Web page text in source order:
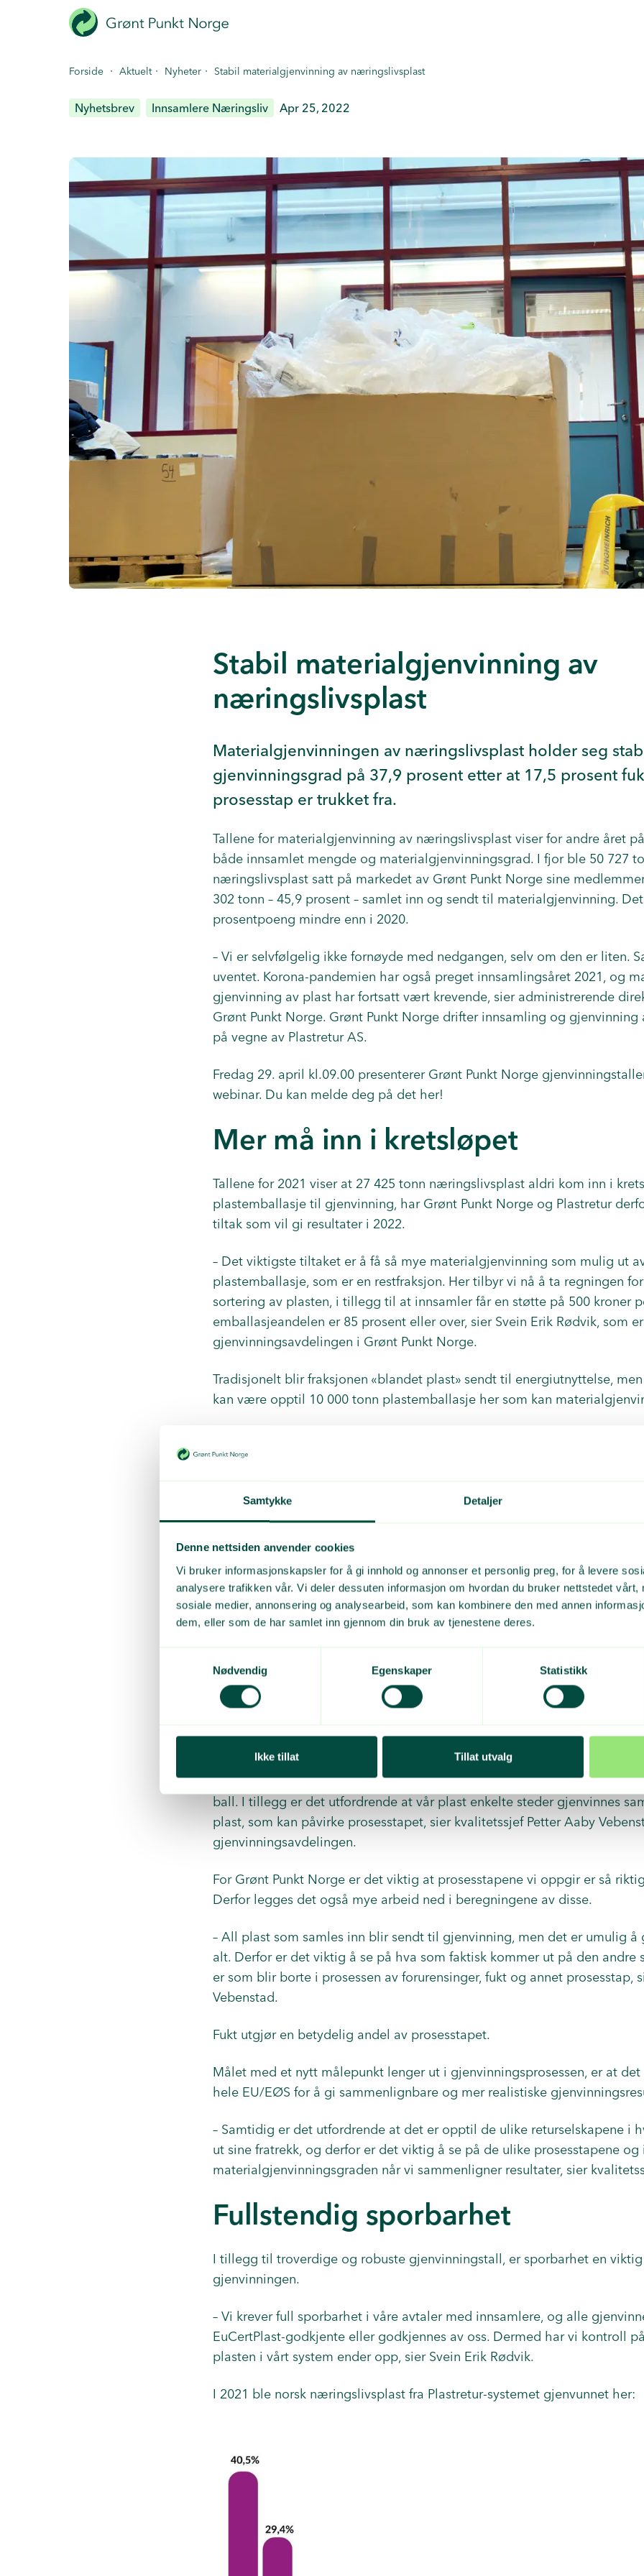
Samtykke Detaljer
Denne nettsiden anvender cookies
Vi bruker informasjonskapsler for å gi innhold og annonser et personlig preg, for å levere
analysere trafikken vår. Vi deler dessuten informasjon om hvordan du bruker nettstedet vårt,
sosiale medier, annonsering og analysearbeid, som kan kombinere den med annen
dem, eller som de har samlet inn gjennom din bruk av tjenestene deres.
Nødvendig
Egenskaper Statistikk
Ikke tillat Tillat utvalg
Forside · Aktuelt · Nyheter · Stabil materialgjenvinning av næringslivsplast
Nyhetsbrev Innsamlere Næringsliv Apr 25, 2022
Stabil materialgjenvinning av
næringslivsplast
Materialgjenvinningen av næringslivsplast holder seg
gjenvinningsgrad på 37,9 prosent etter at 17,5 prosent
prosesstap er trukket fra.
Tallene for materialgjenvinning av næringslivsplast viser for andre året
både innsamlet mengde og materialgjenvinningsgrad. I fjor ble 50 727
næringslivsplast satt på markedet av Grønt Punkt Norge sine
302 tonn – 45,9 prosent – samlet inn og sendt til materialgjenvinning.
prosentpoeng mindre enn i 2020.
– Vi er selvfølgelig ikke fornøyde med nedgangen, selv om den er liten.
uventet. Korona-pandemien har også preget innsamlingsåret 2021, og
gjenvinning av plast har fortsatt vært krevende, sier administrerende
Grønt Punkt Norge. Grønt Punkt Norge drifter innsamling og
på vegne av Plastretur AS.
Fredag 29. april kl.09.00 presenterer Grønt Punkt Norge
webinar. Du kan melde deg på det her!
Mer må inn i kretsløpet
Tallene for 2021 viser at 27 425 tonn næringslivsplast aldri kom inn i
plastemballasje til gjenvinning, har Grønt Punkt Norge og Plastretur
tiltak som vil gi resultater i 2022.
– Det viktigste tiltaket er å få så mye materialgjenvinning som mulig ut
plastemballasje, som er en restfraksjon. Her tilbyr vi nå å ta regningen
sortering av plasten, i tillegg til at innsamler får en støtte på 500 kroner
emballasjeandelen er 85 prosent eller over, sier Svein Erik Rødvik, som
gjenvinningsavdelingen i Grønt Punkt Norge.
Tradisjonelt blir fraksjonen «blandet plast» sendt til energiutnyttelse,
kan være opptil 10 000 tonn plastemballasje her som kan
fraksjonen går til gjenvinning gjennom oss, sier Rødvik.
Fukt og prosesstap
Fra 2020 har Miljødirektoratet krevd at returselskapene rapporterer
etter nytt målepunkt. Tidligere har målepunktet vært hvor mye plast
gjenvinning, men nå måles det etter at plasten har vært gjennom flere
gjenvinningsanlegget. Dermed blir prosesstap som fukt og andre
2021 rapporterte Grønt Punkt Norge et fratrekk på 17,5 prosent. Det betyr
av næringslivplasten ble materialgjenvunnet.
Fratrekkene beregnes på bakgrunn av boreprøver, plukkanalyser og
gjenvinningsanlegg.
– Det er krevende å beregne disse trekkene, fordi det ikke finnes noe
varierer fra gjenvinner til gjenvinner, basert på teknologi,
bakgrunn av kvaliteten på plasten som går inn i anleggene og som kan
ball. I tillegg er det utfordrende at vår plast enkelte steder gjenvinnes
plast, som kan påvirke prosesstapet, sier kvalitetssjef Petter Aaby
gjenvinningsavdelingen.
For Grønt Punkt Norge er det viktig at prosesstapene vi oppgir er så
Derfor legges det også mye arbeid ned i beregningene av disse.
– All plast som samles inn blir sendt til gjenvinning, men det er umulig å
alt. Derfor er det viktig å se på hva som faktisk kommer ut på den andre
er som blir borte i prosessen av forurensinger, fukt og annet prosesstap,
Vebenstad.
Fukt utgjør en betydelig andel av prosesstapet.
Målet med et nytt målepunkt lenger ut i gjenvinningsprosessen, er at det
hele EU/EØS for å gi sammenlignbare og mer realistiske
– Samtidig er det utfordrende at det er opptil de ulike returselskapene i
ut sine fratrekk, og derfor er det viktig å se på de ulike prosesstapene og
materialgjenvinningsgraden når vi sammenligner resultater, sier
Fullstendig sporbarhet
I tillegg til troverdige og robuste gjenvinningstall, er sporbarhet en
gjenvinningen.
– Vi krever full sporbarhet i våre avtaler med innsamlere, og alle
EuCertPlast-godkjente eller godkjennes av oss. Dermed har vi kontroll
plasten i vårt system ender opp, sier Svein Erik Rødvik.
I 2021 ble norsk næringslivsplast fra Plastretur-systemet gjenvunnet her: